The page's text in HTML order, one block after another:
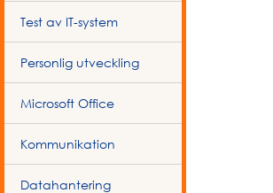
Test av IT-system
Personlig utveckling
Microsoft Office
Kommunikation
Datahantering